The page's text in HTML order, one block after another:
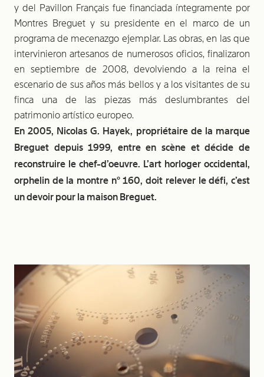
y del Pavillon Français fue financiada íntegramente por
Montres Breguet y su presidente en el marco de un
programa de mecenazgo ejemplar. Las obras, en las que
intervinieron artesanos de numerosos oficios, finalizaron
en septiembre de 2008, devolviendo a la reina el
escenario de sus años más bellos y a los visitantes de su
finca una de las piezas más deslumbrantes del
patrimonio artístico europeo.
En 2005, Nicolas G. Hayek, propriétaire de la marque
Breguet depuis 1999, entre en scène et décide de
reconstruire le chef-d’oeuvre. L’art horloger occidental,
orphelin de la montre n° 160, doit relever le défi, c’est
un devoir pour la maison Breguet.